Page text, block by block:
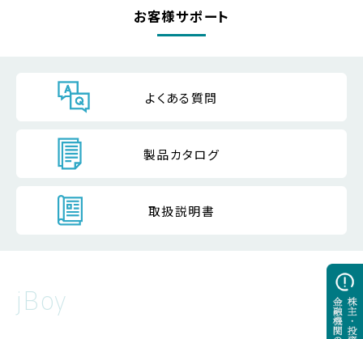
お客様サポート
よくある質問
製品カタログ
取扱説明書
jBoy